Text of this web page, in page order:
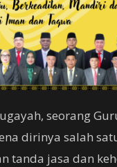
seorang
dirinya salah
tanda jasa dan